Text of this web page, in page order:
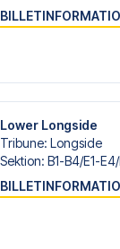
prioritet. Vi
service
at bestille rejsen.
stjernerne fra
din drøm om
Lower Longside
Tribune: Longside
Sektion: B1-B4/​E1-